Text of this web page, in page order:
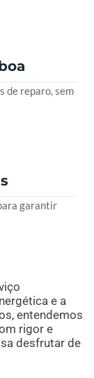
de reparo, sem
garantir
e a
entendemos
rigor e
desfrutar de